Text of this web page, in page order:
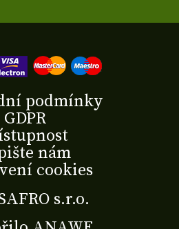
s.r.o.
podmínky
GDPR
nám
cookies